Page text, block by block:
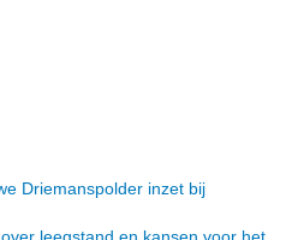
Driemanspolder inzet bij